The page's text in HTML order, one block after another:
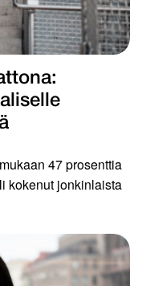
47 prosenttia
kokenut jonkinlaista